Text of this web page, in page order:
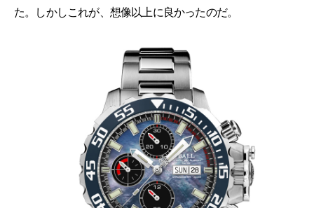
た。しかしこれが、想像以上に良かったのだ。